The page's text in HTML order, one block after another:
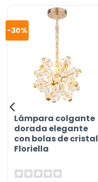
-30%
Lámpara colgante
dorada elegante
con bolas de cristal
Floriella